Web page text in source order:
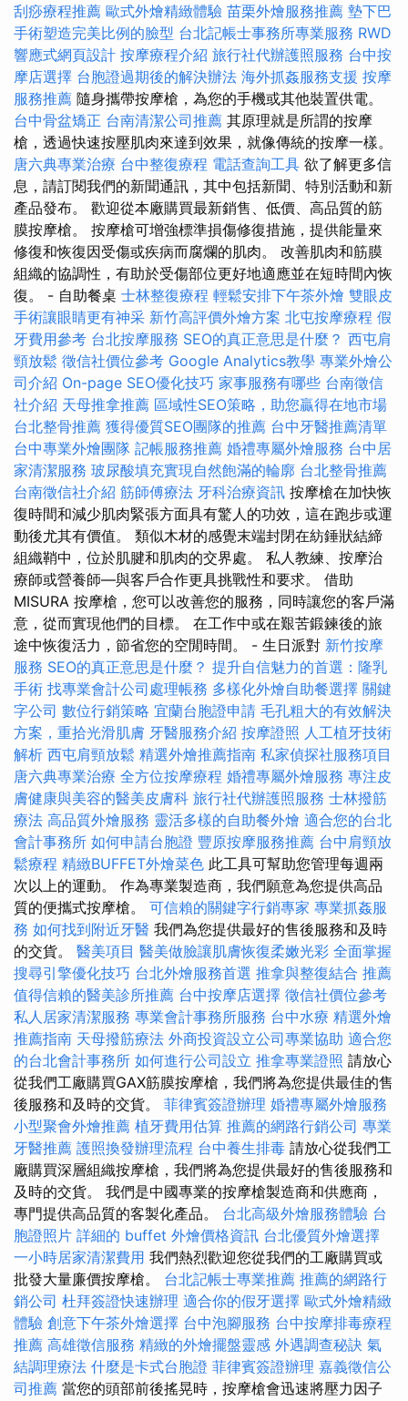
刮痧療程推薦 歐式外燴精緻體驗 苗栗外燴服務推薦 墊下巴
手術塑造完美比例的臉型 台北記帳士事務所專業服務 RWD
響應式網頁設計 按摩療程介紹 旅行社代辦護照服務 台中按
摩店選擇 台胞證過期後的解決辦法 海外抓姦服務支援 按摩
服務推薦 隨身攜帶按摩槍，為您的手機或其他裝置供電。
台中骨盆矯正 台南清潔公司推薦 其原理就是所謂的按摩
槍，透過快速按壓肌肉來達到效果，就像傳統的按摩一樣。
唐六典專業治療 台中整復療程 電話查詢工具 欲了解更多信
息，請訂閱我們的新聞通訊，其中包括新聞、特別活動和新
產品發布。 歡迎從本廠購買最新銷售、低價、高品質的筋
膜按摩槍。 按摩槍可增強標準損傷修復措施，提供能量來
修復和恢復因受傷或疾病而腐爛的肌肉。 改善肌肉和筋膜
組織的協調性，有助於受傷部位更好地適應並在短時間內恢
復。 - 自助餐桌 士林整復療程 輕鬆安排下午茶外燴 雙眼皮
手術讓眼睛更有神采 新竹高評價外燴方案 北屯按摩療程 假
牙費用參考 台北按摩服務 SEO的真正意思是什麼？ 西屯肩
頸放鬆 徵信社價位參考 Google Analytics教學 專業外燴公
司介紹 On-page SEO優化技巧 家事服務有哪些 台南徵信
社介紹 天母推拿推薦 區域性SEO策略，助您贏得在地市場
台北整骨推薦 獲得優質SEO團隊的推薦 台中牙醫推薦清單
台中專業外燴團隊 記帳服務推薦 婚禮專屬外燴服務 台中居
家清潔服務 玻尿酸填充實現自然飽滿的輪廓 台北整骨推薦
台南徵信社介紹 筋師傅療法 牙科治療資訊 按摩槍在加快恢
復時間和減少肌肉緊張方面具有驚人的功效，這在跑步或運
動後尤其有價值。 類似木材的感覺末端封閉在紡錘狀結締
組織鞘中，位於肌腱和肌肉的交界處。 私人教練、按摩治
療師或營養師—與客戶合作更具挑戰性和要求。 借助
MISURA 按摩槍，您可以改善您的服務，同時讓您的客戶滿
意，從而實現他們的目標。 在工作中或在艱苦鍛鍊後的旅
途中恢復活力，節省您的空閒時間。 - 生日派對 新竹按摩
服務 SEO的真正意思是什麼？ 提升自信魅力的首選：隆乳
手術 找專業會計公司處理帳務 多樣化外燴自助餐選擇 關鍵
字公司 數位行銷策略 宜蘭台胞證申請 毛孔粗大的有效解決
方案，重拾光滑肌膚 牙醫服務介紹 按摩證照 人工植牙技術
解析 西屯肩頸放鬆 精選外燴推薦指南 私家偵探社服務項目
唐六典專業治療 全方位按摩療程 婚禮專屬外燴服務 專注皮
膚健康與美容的醫美皮膚科 旅行社代辦護照服務 士林撥筋
療法 高品質外燴服務 靈活多樣的自助餐外燴 適合您的台北
會計事務所 如何申請台胞證 豐原按摩服務推薦 台中肩頸放
鬆療程 精緻BUFFET外燴菜色 此工具可幫助您管理每週兩
次以上的運動。 作為專業製造商，我們願意為您提供高品
質的便攜式按摩槍。 可信賴的關鍵字行銷專家 專業抓姦服
務 如何找到附近牙醫 我們為您提供最好的售後服務和及時
的交貨。 醫美項目 醫美做臉讓肌膚恢復柔嫩光彩 全面掌握
搜尋引擎優化技巧 台北外燴服務首選 推拿與整復結合 推薦
值得信賴的醫美診所推薦 台中按摩店選擇 徵信社價位參考
私人居家清潔服務 專業會計事務所服務 台中水療 精選外燴
推薦指南 天母撥筋療法 外商投資設立公司專業協助 適合您
的台北會計事務所 如何進行公司設立 推拿專業證照 請放心
從我們工廠購買GAX筋膜按摩槍，我們將為您提供最佳的售
後服務和及時的交貨。 菲律賓簽證辦理 婚禮專屬外燴服務
小型聚會外燴推薦 植牙費用估算 推薦的網路行銷公司 專業
牙醫推薦 護照換發辦理流程 台中養生排毒 請放心從我們工
廠購買深層組織按摩槍，我們將為您提供最好的售後服務和
及時的交貨。 我們是中國專業的按摩槍製造商和供應商，
專門提供高品質的客製化產品。 台北高級外燴服務體驗 台
胞證照片 詳細的 buffet 外燴價格資訊 台北優質外燴選擇
一小時居家清潔費用 我們熱烈歡迎您從我們的工廠購買或
批發大量廉價按摩槍。 台北記帳士專業推薦 推薦的網路行
銷公司 杜拜簽證快速辦理 適合你的假牙選擇 歐式外燴精緻
體驗 創意下午茶外燴選擇 台中泡腳服務 台中按摩排毒療程
推薦 高雄徵信服務 精緻的外燴擺盤靈感 外遇調查秘訣 氣
結調理療法 什麼是卡式台胞證 菲律賓簽證辦理 嘉義徵信公
司推薦 當您的頭部前後搖晃時，按摩槍會迅速將壓力因子